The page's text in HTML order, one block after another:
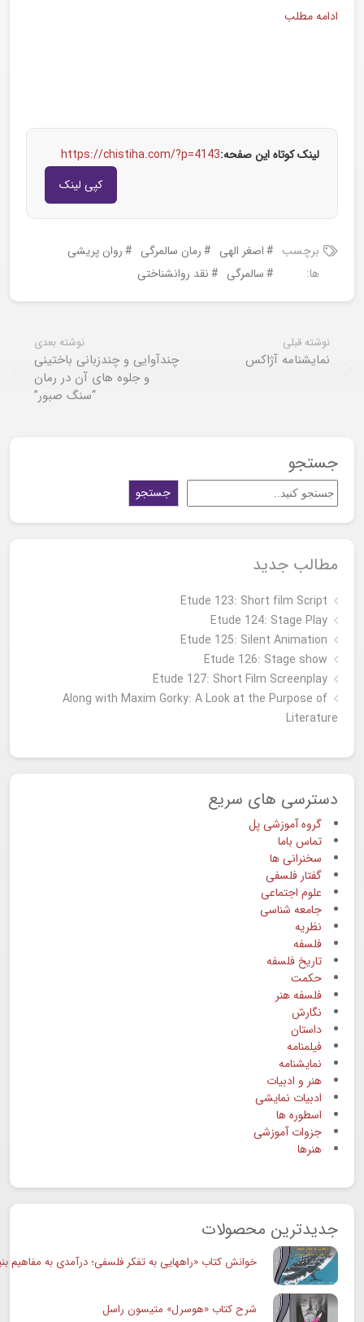
ادامه مطلب
لینک کوتاه این صفحه:https://chistiha.com/?p=4143
کپی لینک
برچسب
ها:
اصغر الهی رمان سالمرگی
روان پریشی
سالمرگی
نقد روانشناختی
نوشته قبلی
نمایشنامه آژاکس
نوشته بعدی
چندآوایی و چندزبانی باختینی
و جلوه های آن در رمان
“سنگ صبور”
جستجو
جستجو
مطالب جدید
Etude 123: Short film Script
Etude 124: Stage Play
Etude 125: Silent Animation
Etude 126: Stage show
Étude 127: Short Film Screenplay
Along with Maxim Gorky: A Look at the Purpose of
Literature
دسترسی های سریع
گروه آموزشی پل
تماس باما
سخنرانی ها
گفتار فلسفی
علوم اجتماعی
جامعه شناسی
نظریه
فلسفه
تاریخ فلسفه
حکمت
فلسفه هنر
نگارش
داستان
فیلمنامه
نمایشنامه
هنر و ادبیات
ادبیات نمایشی
اسطوره ها
جزوات آموزشی
هنرها
جدیدترین محصولات
خوانش کتاب «راههایی به تفکر فلسفی؛ درآمدی به مفاهیم
شرح کتاب «هوسرل» متیسون راسل